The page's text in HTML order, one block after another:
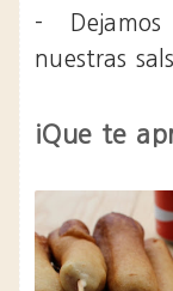
-
nuestras
¡Que te